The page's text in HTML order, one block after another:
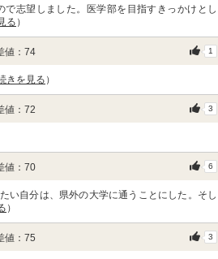
志望しました。医学部を目指すきっかけとし
る ）
値：74 1
きを見る ）
値：72 3
値：70 6
い自分は、県外の大学に通うことにした。そし
）
値：75 3